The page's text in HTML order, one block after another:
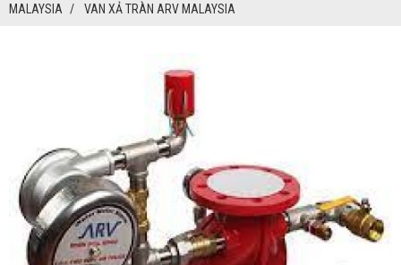
MALAYSIA
VAN XẢ TRÀN ARV MALAYSIA